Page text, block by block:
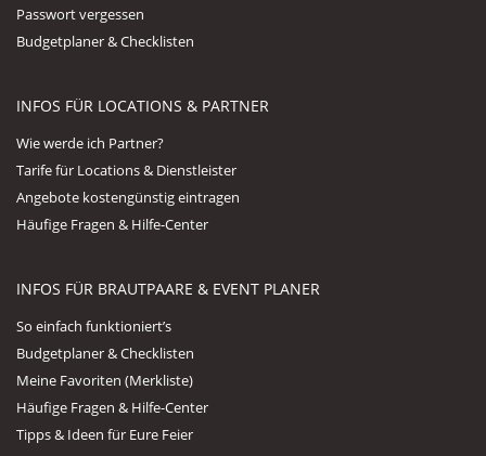
Passwort vergessen
Budgetplaner & Checklisten
INFOS FÜR LOCATIONS & PARTNER
Wie werde ich Partner?
Tarife für Locations & Dienstleister
Angebote kostengünstig eintragen
Häufige Fragen & Hilfe-Center
INFOS FÜR BRAUTPAARE & EVENT PLANER
So einfach funktioniert’s
Budgetplaner & Checklisten
Meine Favoriten (Merkliste)
Häufige Fragen & Hilfe-Center
Tipps & Ideen für Eure Feier